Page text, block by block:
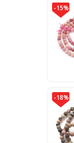
-15%
-18%